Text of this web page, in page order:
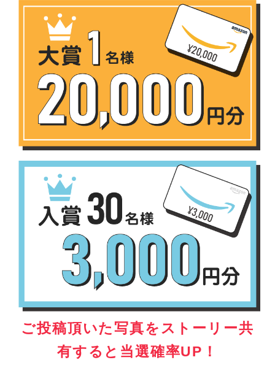
ご投稿頂いた写真をストーリー共
有すると当選確率UP！